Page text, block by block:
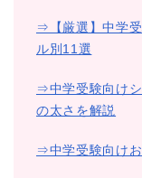
⇒【厳選】中学
ル別11選
⇒中学受験向け
の太さを解説
⇒中学受験向け